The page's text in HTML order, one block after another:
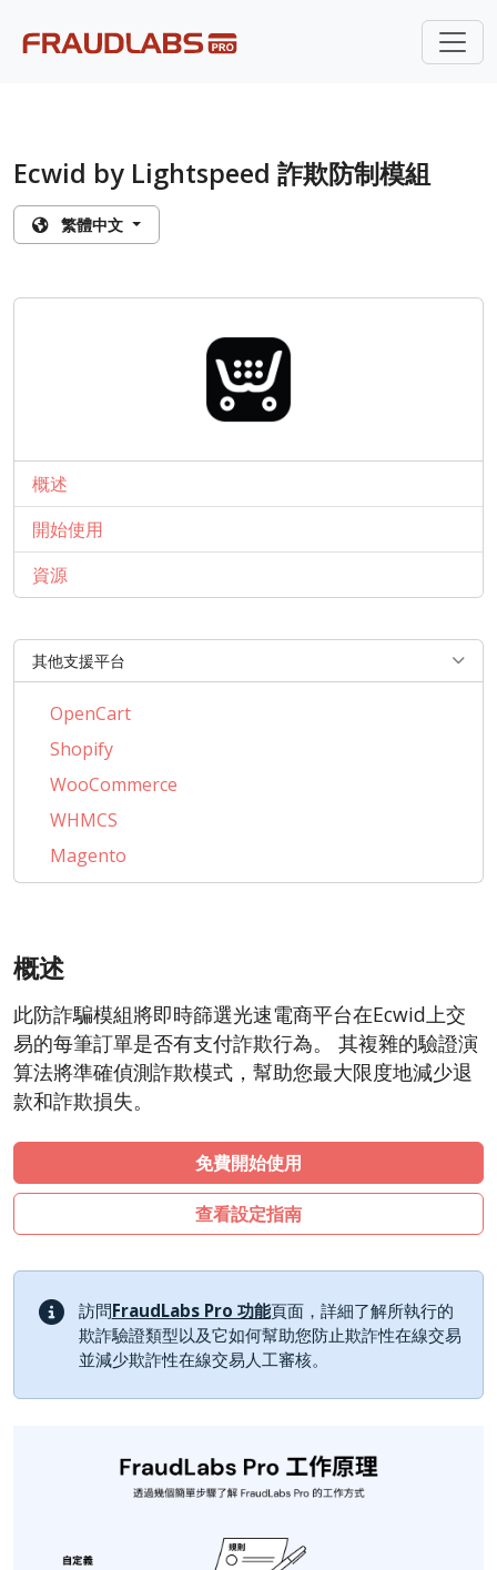
Ecwid by Lightspeed 詐欺防制模組
繁體中文
概述
開始使用
資源
其他支援平台
OpenCart
Shopify
WooCommerce
WHMCS
Magento
PrestaShop
AbanteCart
LiteCart
ZenCart
PinnacleCart
FoxyCart
Easy Digital Downloads
Shopware
Sylius
概述
此防詐騙模組將即時篩選光速電商平台在Ecwid上交
易的每筆訂單是否有支付詐欺行為。 其複雜的驗證演
算法將準確偵測詐欺模式，幫助您最大限度地減少退
款和詐欺損失。
免費開始使用
查看設定指南
訪問FraudLabs Pro 功能頁面，詳細了解所執行的
欺詐驗證類型以及它如何幫助您防止欺詐性在線交易
並減少欺詐性在線交易人工審核。